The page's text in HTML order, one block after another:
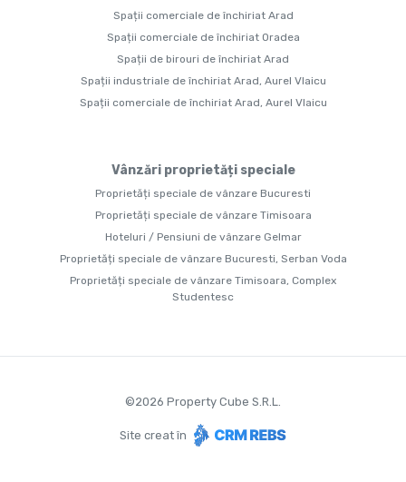
Spații comerciale de închiriat Arad
Spații comerciale de închiriat Oradea
Spații de birouri de închiriat Arad
Spații industriale de închiriat Arad, Aurel Vlaicu
Spații comerciale de închiriat Arad, Aurel Vlaicu
Vânzări proprietăți speciale
Proprietăți speciale de vânzare Bucuresti
Proprietăți speciale de vânzare Timisoara
Hoteluri / Pensiuni de vânzare Gelmar
Proprietăți speciale de vânzare Bucuresti, Serban Voda
Proprietăți speciale de vânzare Timisoara, Complex
Studentesc
©2026 Property Cube S.R.L.
Site creat în